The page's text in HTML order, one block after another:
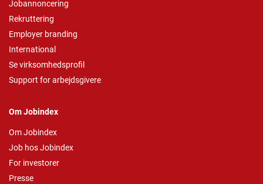
Jobannoncering
Rekruttering
Employer branding
International
Se virksomhedsprofil
Support for arbejdsgivere
Om Jobindex
Om Jobindex
Job hos Jobindex
For investorer
Presse